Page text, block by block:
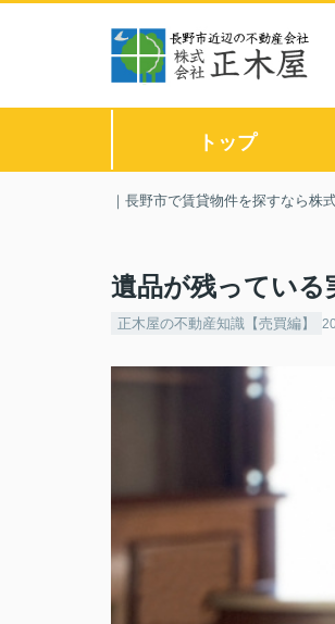
トップ
｜長野市で賃貸物件を探すなら株
遺品が残ってい
正木屋の不動産知識【売買編】